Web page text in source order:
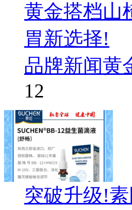
黄金搭档山
胃新选择!
品牌新闻黄
12
突破升级!